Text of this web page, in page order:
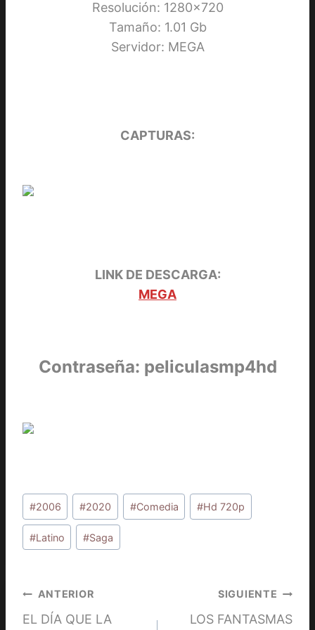
Resolución: 1280×720
Tamaño: 1.01 Gb
Servidor: MEGA
CAPTURAS:
LINK DE DESCARGA:
MEGA
Contraseña: peliculasmp4hd
Etiquetas
de
la
#2006 #2020 #Comedia #Hd 720p
#Latino #Saga
Navegación
ANTERIOR
EL DÍA QUE LA
SIGUIENTE
LOS FANTASMAS